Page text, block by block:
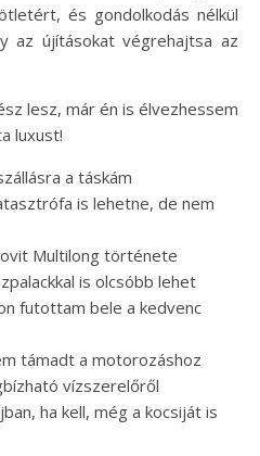
és gondolkodás nélkül
az újításokat végrehajtsa az
lesz, már én is élvezhessem
luxust!
a táskám
is lehetne, de nem
Multilong története
is olcsóbb lehet
futottam bele a kedvenc
támadt a motorozáshoz
vízszerelőről
ha kell, még a kocsiját is